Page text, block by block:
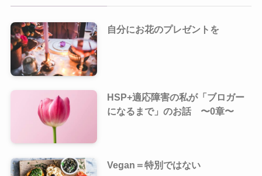
自分にお花のプレゼントを
HSP+適応障害の私が「ブロガー
になるまで」のお話 〜0章〜
Vegan＝特別ではない